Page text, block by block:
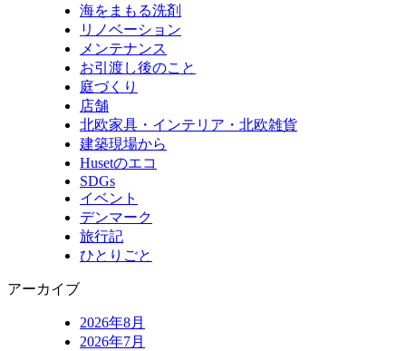
海をまもる洗剤
リノベーション
メンテナンス
お引渡し後のこと
庭づくり
店舗
北欧家具・インテリア・北欧雑貨
建築現場から
Husetのエコ
SDGs
イベント
デンマーク
旅行記
ひとりごと
アーカイブ
2026年8月
2026年7月